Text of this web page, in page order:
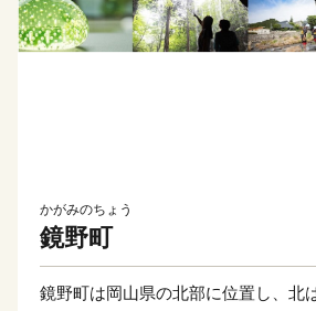
かがみのちょう
鏡野町
鏡野町は岡山県の北部に位置し、北